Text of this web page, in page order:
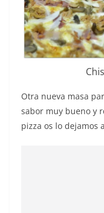
Otra nueva masa
sabor muy bueno y
pizza os lo dejamos